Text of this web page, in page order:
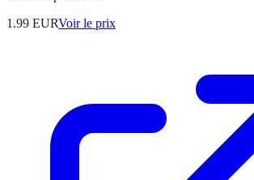
1.99 EURVoir le prix